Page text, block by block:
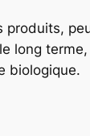
long
biologique.